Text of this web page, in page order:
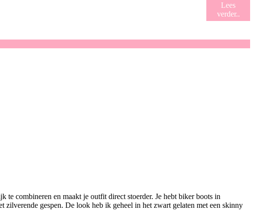
Lees
verder..
te combineren en maakt je outfit direct stoerder. Je hebt biker boots in
zilverende gespen. De look heb ik geheel in het zwart gelaten met een skinny